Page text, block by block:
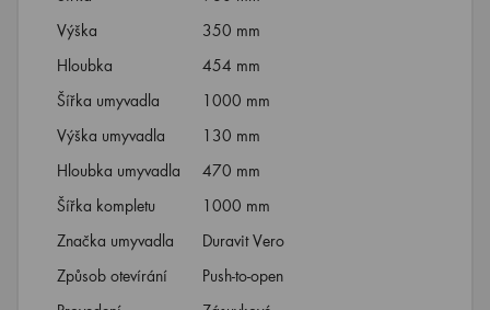
Výška
350 mm
Hloubka
454 mm
Šířka umyvadla
1000 mm
Výška umyvadla
130 mm
Hloubka umyvadla
470 mm
Šířka kompletu
1000 mm
Značka umyvadla
Duravit Vero
Způsob otevírání
Push-to-open